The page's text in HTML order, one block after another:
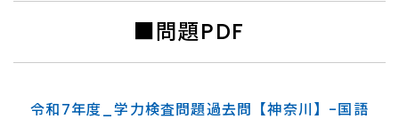
■問題PDF
令和7年度_学力検査問題過去問【神奈川】-国語